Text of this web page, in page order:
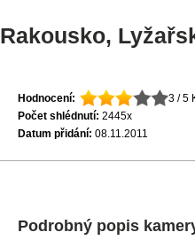
Rakousko,
Hodnocení: 3 / 5
Počet shlédnutí: 2445x
Datum přidání: 08.11.2011
Podrobný popis